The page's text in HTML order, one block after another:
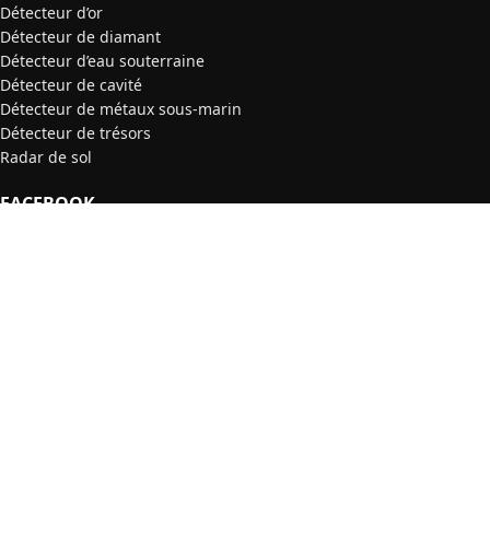
Détecteur d’or
Détecteur de diamant
Détecteur d’eau souterraine
Détecteur de cavité
Détecteur de métaux sous-marin
Détecteur de trésors
Radar de sol
FACEBOOK